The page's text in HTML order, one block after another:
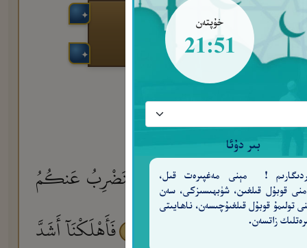
خۇپتەن
21:51
بىر دۇئا
! مېنى مەغپىرەت قىل،
قوبۇل قىلغىن، شۈبھىسىزكى، سەن
تولىمۇ قوبۇل قىلغىۇچىسەن، ناھايىتى
زاتسەن.
لَدَيْنَا لَعَلِىٌّ حَكِيمٌ
أَفَنَضْرِبُ عَنكُمُ
إِلَّا كَانُوا۟ بِهِۦ يَسْتَهْزِءُونَ
فَأَهْلَكْنَآ أَشَدَّ